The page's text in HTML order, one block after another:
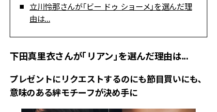
立川怜那さんが「ビー ドゥ ショーメ」を選んだ理
由は...
下田真里衣さんが「リアン」を選んだ理由は...
プレゼントにリクエストするのにも節目買いにも、
意味のある絆モチーフが決め手に